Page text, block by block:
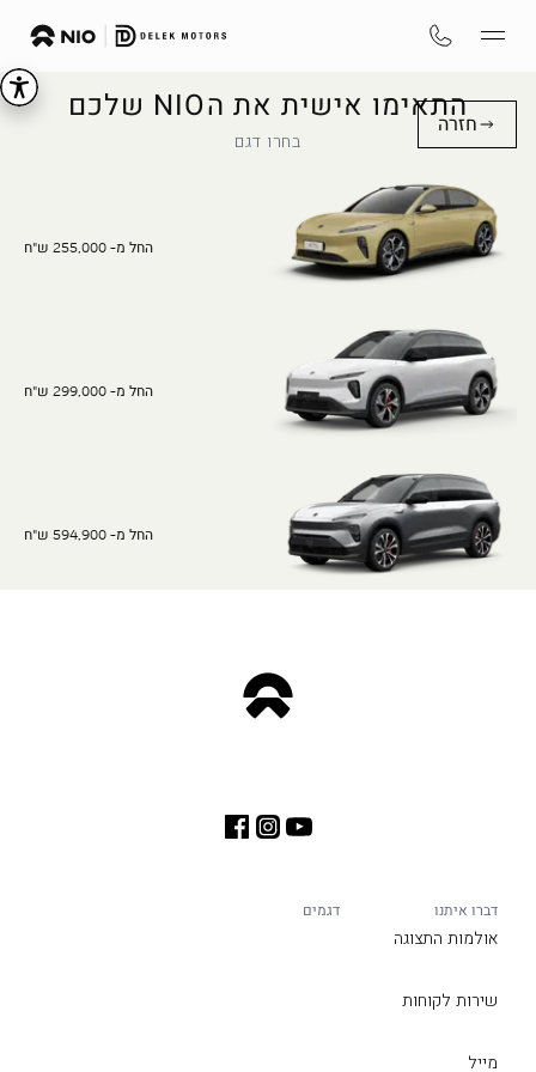
חזרה
התאימו אישית את הNIO שלכם
בחרו דגם
החל מ- 255,000 ש"ח
החל מ- 299,000 ש"ח
החל מ- 594,900 ש"ח
דברו איתנו
אולמות התצוגה
שירות לקוחות
מייל
דגמים